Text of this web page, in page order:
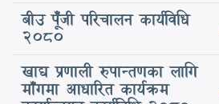
बीउ पूँजी परिचालन कार्यविधि
२०८०
खाद्य प्रणाली रुपान्तणका लागि
माँगमा आधारित कार्यक्रम